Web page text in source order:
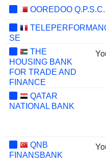
OOREDOO Q.P.S.C.
SE
THE
HOUSING BANK
FOR TRADE AND
FINANCE
QATAR
NATIONAL BANK
QNB
FINANSBANK